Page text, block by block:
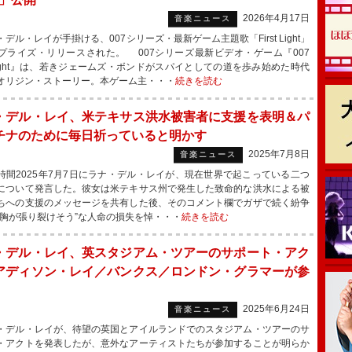
音楽ニュース
2026年4月17日
ル・レイが手掛ける、007シリーズ・最新ゲーム主題歌「First Light」
ライズ・リリースされた。 007シリーズ最新ビデオ・ゲーム『007
』は、若きジェームズ・ボンドがスパイとしての道を歩み始めた時代
リジン・ストーリー。本ゲーム主・・・ 続きを読む
デル・レイ、米テキサス洪水被害者に支援を表明＆パ
ナのために毎日祈っていると明かす
音楽ニュース
2025年7月8日
2025年7月7日にラナ・デル・レイが、現在世界で起こっている二つ
ついて発言した。彼女は米テキサス州で発生した致命的な洪水による被
への支援のメッセージを共有した後、そのコメント欄でガザで続く紛争
が張り裂けそう”な人命の損失を悼・・・ 続きを読む
デル・レイ、英スタジアム・ツアーのサポート・アク
ディソン・レイ／バンクス／ロンドン・グラマーが参
音楽ニュース
2025年6月24日
ル・レイが、待望の英国とアイルランドでのスタジアム・ツアーのサ
アクトを発表したが、意外なアーティストたちが参加することが明らか